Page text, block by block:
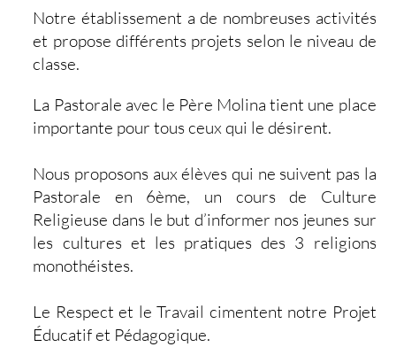
Notre établissement a de nombreuses activités
et propose différents projets selon le niveau de
classe.
La Pastorale avec le Père Molina tient une place
importante pour tous ceux qui le désirent.
Nous proposons aux élèves qui ne suivent pas la
Pastorale en 6ème, un cours de Culture
Religieuse dans le but d’informer nos jeunes sur
les cultures et les pratiques des 3 religions
monothéistes.
Le Respect et le Travail cimentent notre Projet
Éducatif et Pédagogique.